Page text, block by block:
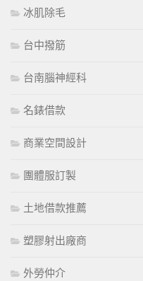
冰肌除毛
台中撥筋
台南腦神經科
名錶借款
商業空間設計
團體服訂製
土地借款推薦
塑膠射出廠商
外勞仲介